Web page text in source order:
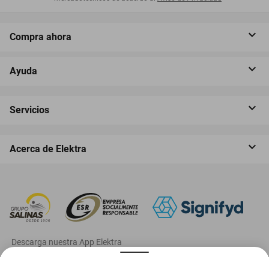
Compra ahora
Ayuda
Servicios
Acerca de Elektra
‎ Descarga nuestra App Elektra